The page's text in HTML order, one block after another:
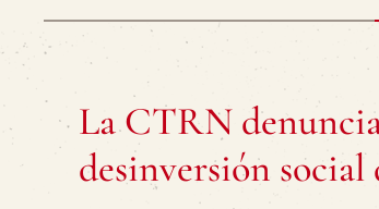
La CTRN
desinversión